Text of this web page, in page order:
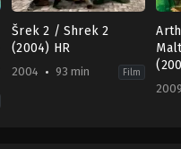
Šrek 2 / Shrek 2
(2004) HR
2004 93 min Film
2009